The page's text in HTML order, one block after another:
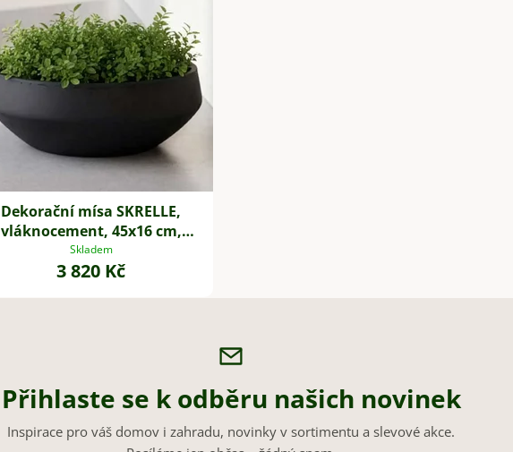
Dekorační mísa SKRELLE,
vláknocement, 45x16 cm,
antracit
Skladem
3 820 Kč
Přihlaste se k odběru našich novinek
Inspirace pro váš domov i zahradu, novinky v sortimentu a slevové akce.